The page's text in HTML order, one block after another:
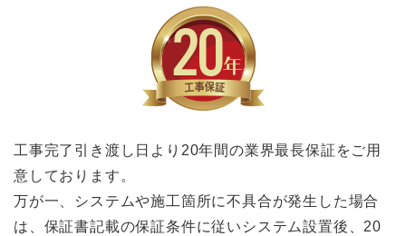
工事完了引き渡し日より20年間の業界最長保証をご用
意しております。
万が一、システムや施工箇所に不具合が発生した場合
は、保証書記載の保証条件に従いシステム設置後、20